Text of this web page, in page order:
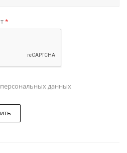
*
данных